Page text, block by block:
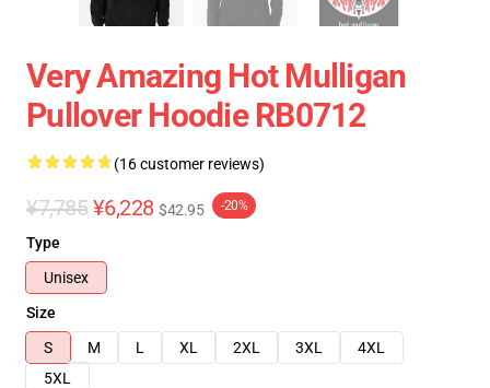
Very Amazing Hot Mulligan
Pullover Hoodie RB0712
(16 customer reviews)
¥7,785 ¥6,228 $42.95 -20%
Type
Unisex
Size
S
M L XL 2XL 3XL
4XL
5XL